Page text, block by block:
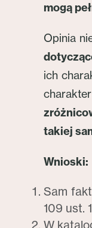
mogą
Opinia
ich
takiej
Wnioski:
Sam
109 ust.
W